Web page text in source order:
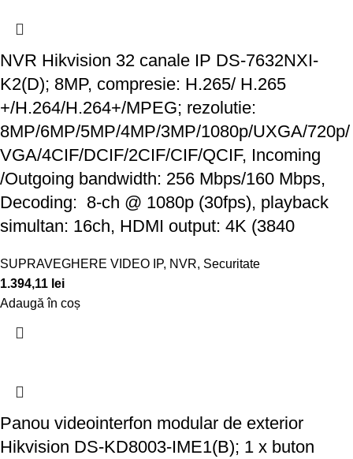
NVR Hikvision 32 canale IP DS-7632NXI-
K2(D); 8MP, compresie: H.265/ H.265
+/H.264/H.264+/MPEG; rezolutie:
8MP/6MP/5MP/4MP/3MP/1080p/UXGA/720p/
VGA/4CIF/DCIF/2CIF/CIF/QCIF, Incoming
/Outgoing bandwidth: 256 Mbps/160 Mbps,
Decoding: 8-ch @ 1080p (30fps), playback
simultan: 16ch, HDMI output: 4K (3840
SUPRAVEGHERE VIDEO IP, NVR, Securitate
1.394,11 lei
Adaugă în coș
Panou videointerfon modular de exterior
Hikvision DS-KD8003-IME1(B); 1 x buton